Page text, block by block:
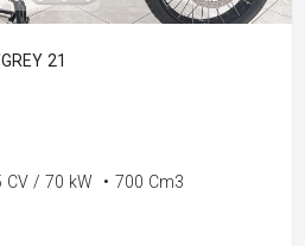
21
CV / 70 kW • 700 Cm3